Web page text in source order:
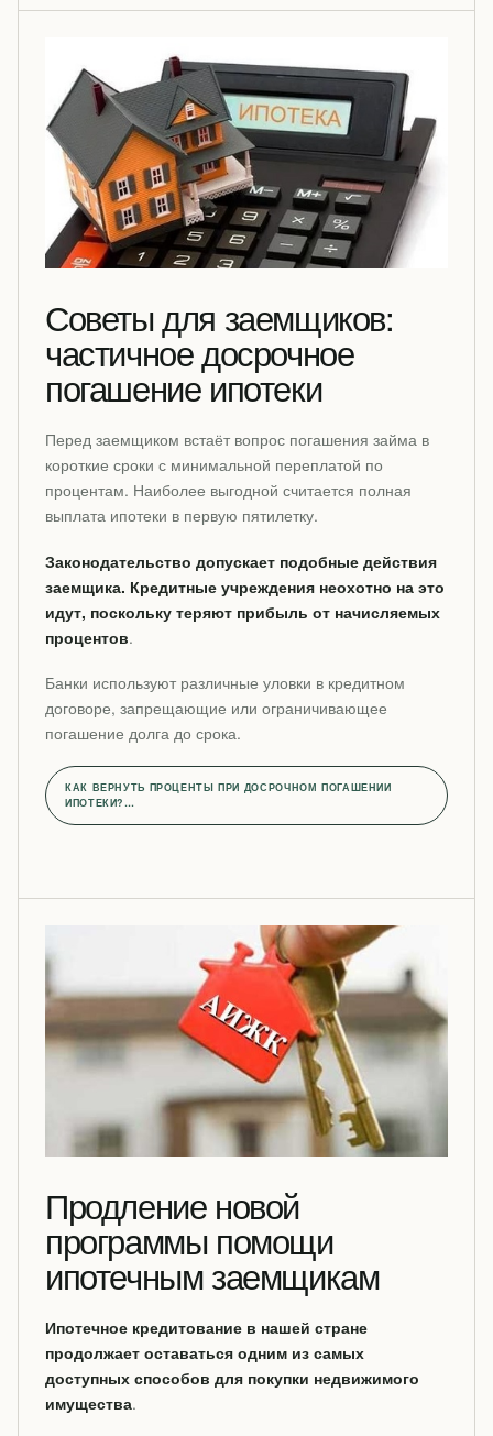
Советы для заемщиков:
частичное досрочное
погашение ипотеки
Перед заемщиком встаёт вопрос погашения займа в
короткие сроки с минимальной переплатой по
процентам. Наиболее выгодной считается полная
выплата ипотеки в первую пятилетку.
Законодательство допускает подобные действия
заемщика. Кредитные учреждения неохотно на это
идут, поскольку теряют прибыль от начисляемых
процентов.
Банки используют различные уловки в кредитном
договоре, запрещающие или ограничивающее
погашение долга до срока.
КАК ВЕРНУТЬ ПРОЦЕНТЫ ПРИ ДОСРОЧНОМ ПОГАШЕНИИ
ИПОТЕКИ?…
Продление новой
программы помощи
ипотечным заемщикам
Ипотечное кредитование в нашей стране
продолжает оставаться одним из самых
доступных способов для покупки недвижимого
имущества.